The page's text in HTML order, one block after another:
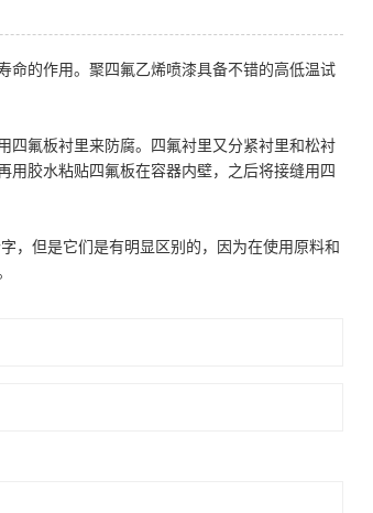
命的作用。聚四氟乙烯喷漆具备不错的高低温试
氟板衬里来防腐。四氟衬里又分紧衬里和松衬
用胶水粘贴四氟板在容器内壁，之后将接缝用四
但是它们是有明显区别的，因为在使用原料和